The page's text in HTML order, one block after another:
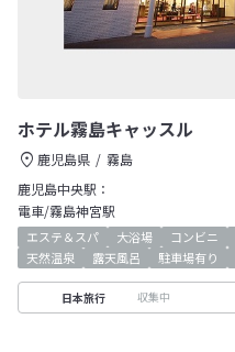
ホテル霧島キャッスル
鹿児島県
霧島
鹿児島中央駅：
電車/霧島神宮駅
エステ＆スパ 大浴場 コンビニ
天然温泉
露天風呂 駐車場有り
日本旅行 収集中